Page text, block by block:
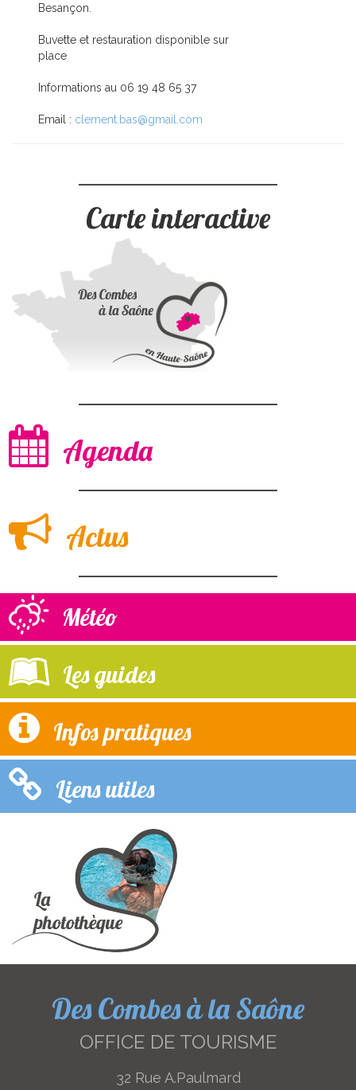
Besançon.
Buvette et restauration disponible sur
place
Informations au 06 19 48 65 37
Email : clement.bas@gmail.com
Carte interactive
Agenda
Actus
Météo
Les guides
Infos pratiques
Liens utiles
Des Combes à la Saône
OFFICE DE TOURISME
32 Rue A.Paulmard